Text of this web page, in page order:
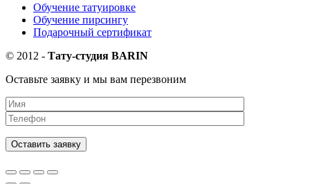
Обучение татуировке
Обучение пирсингу
Подарочный сертификат
© 2012 - Тату-студия BARIN
Оставьте заявку и мы вам перезвоним
Оставить заявку